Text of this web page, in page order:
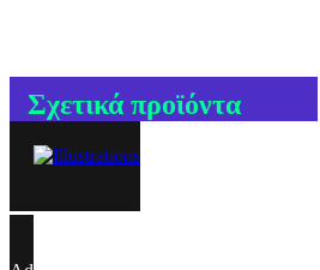
Σχετικά προϊόντα